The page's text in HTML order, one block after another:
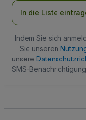
In die Liste
Indem Sie sich
Sie unseren
unsere
SMS-